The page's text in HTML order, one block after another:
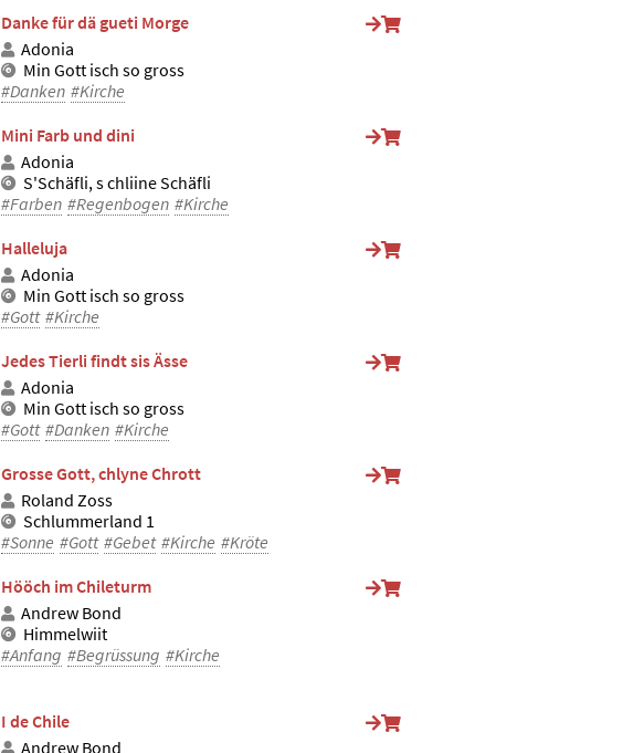
Danke für dä gueti Morge
Adonia
Min Gott isch so gross
#Danken #Kirche
Mini Farb und dini
Adonia
S'Schäfli, s chliine Schäfli
#Farben #Regenbogen #Kirche
Halleluja
Adonia
Min Gott isch so gross
#Gott #Kirche
Jedes Tierli findt sis Ässe
Adonia
Min Gott isch so gross
#Gott #Danken #Kirche
Grosse Gott, chlyne Chrott
Roland Zoss
Schlummerland 1
#Sonne #Gott #Gebet #Kirche #Kröte
Hööch im Chileturm
Andrew Bond
Himmelwiit
#Anfang #Begrüssung #Kirche
I de Chile
Andrew Bond